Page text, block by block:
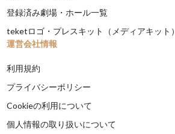
登録済み劇場・ホール一覧
teketロゴ・プレスキット（メディアキット）
運営会社情報
利用規約
プライバシーポリシー
Cookieの利用について
個人情報の取り扱いについて